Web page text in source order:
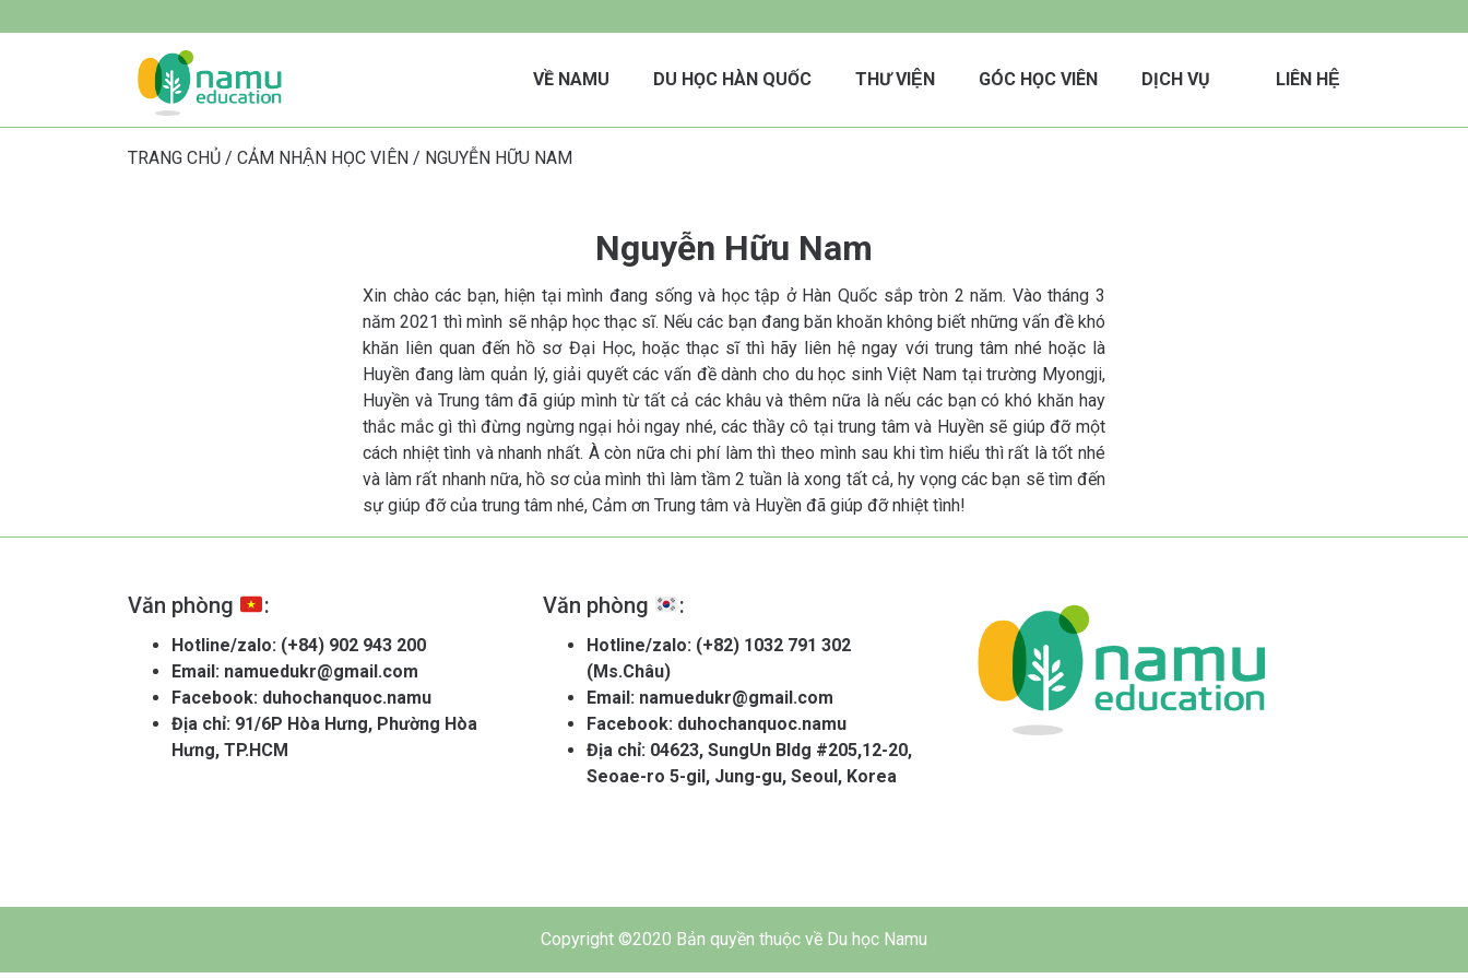
VỀ NAMU DU HỌC HÀN QUỐC THƯ VIỆN GÓC HỌC VIÊN DỊCH VỤ LIÊN HỆ
TRANG CHỦ / CẢM NHẬN HỌC VIÊN / NGUYỄN HỮU NAM
Nguyễn Hữu Nam
Xin chào các bạn, hiện tại mình đang sống và học tập ở Hàn Quốc sắp tròn 2 năm. Vào tháng 3
năm 2021 thì mình sẽ nhập học thạc sĩ. Nếu các bạn đang băn khoăn không biết những vấn đề khó
khăn liên quan đến hồ sơ Đại Học, hoặc thạc sĩ thì hãy liên hệ ngay với trung tâm nhé hoặc là
Huyền đang làm quản lý, giải quyết các vấn đề dành cho du học sinh Việt Nam tại trường Myongji,
Huyền và Trung tâm đã giúp mình từ tất cả các khâu và thêm nữa là nếu các bạn có khó khăn hay
thắc mắc gì thì đừng ngừng ngại hỏi ngay nhé, các thầy cô tại trung tâm và Huyền sẽ giúp đỡ một
cách nhiệt tình và nhanh nhất. À còn nữa chi phí làm thì theo mình sau khi tìm hiểu thì rất là tốt nhé
và làm rất nhanh nữa, hồ sơ của mình thì làm tầm 2 tuần là xong tất cả, hy vọng các bạn sẽ tìm đến
sự giúp đỡ của trung tâm nhé, Cảm ơn Trung tâm và Huyền đã giúp đỡ nhiệt tình!
Văn phòng :
Hotline/zalo: (+84) 902 943 200
Email: namuedukr@gmail.com
Facebook: duhochanquoc.namu
Địa chỉ: 91/6P Hòa Hưng, Phường Hòa
Hưng, TP.HCM
Văn phòng :
Hotline/zalo: (+82) 1032 791 302
(Ms.Châu)
Email: namuedukr@gmail.com
Facebook: duhochanquoc.namu
Địa chỉ: 04623, SungUn Bldg #205,12-20,
Seoae-ro 5-gil, Jung-gu, Seoul, Korea
Copyright ©2020 Bản quyền thuộc về Du học Namu